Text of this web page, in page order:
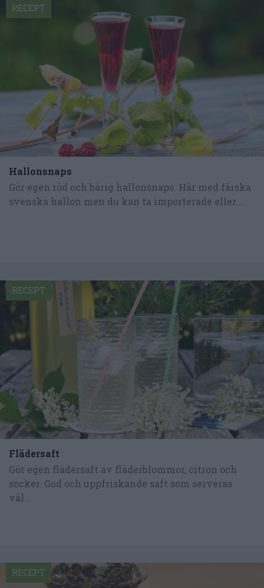
Hallonsnaps
Gör egen röd och bärig hallonsnaps. Här med färska
svenska hallon men du kan ta importerade eller...
RECEPT
Flädersaft
Gör egen flädersaft av fläderblommor, citron och
socker. God och uppfriskande saft som serveras
väl...
RECEPT
RECEPT